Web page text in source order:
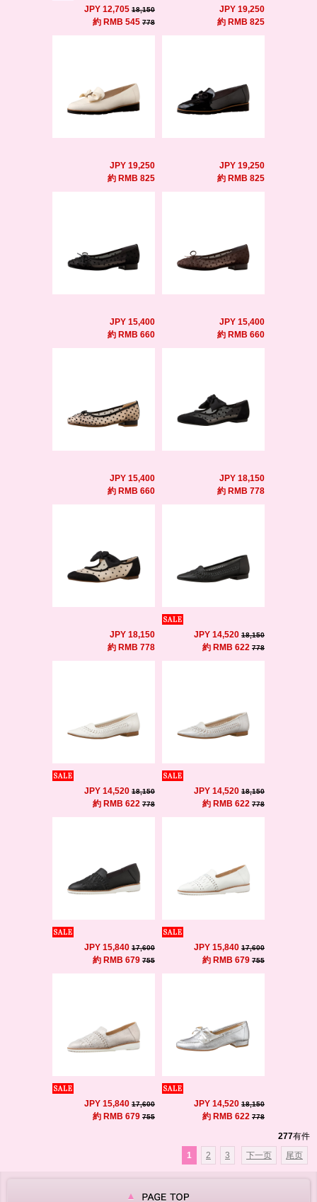
JPY 12,705 18,150
約 RMB 545 778
JPY 19,250
約 RMB 825
JPY 19,250
約 RMB 825
JPY 19,250
約 RMB 825
JPY 15,400
約 RMB 660
JPY 15,400
約 RMB 660
JPY 15,400
約 RMB 660
JPY 18,150
約 RMB 778
JPY 18,150
約 RMB 778
JPY 14,520 18,150
約 RMB 622 778
JPY 14,520 18,150
約 RMB 622 778
JPY 14,520 18,150
約 RMB 622 778
JPY 15,840 17,600
約 RMB 679 755
JPY 15,840 17,600
約 RMB 679 755
JPY 15,840 17,600
約 RMB 679 755
JPY 14,520 18,150
約 RMB 622 778
277有件
1
2 3 下一页 尾页